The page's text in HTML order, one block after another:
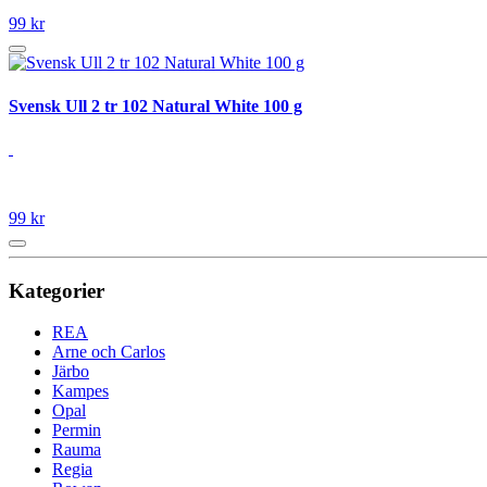
99 kr
Svensk Ull 2 tr 102 Natural White 100 g
99 kr
Kategorier
REA
Arne och Carlos
Järbo
Kampes
Opal
Permin
Rauma
Regia